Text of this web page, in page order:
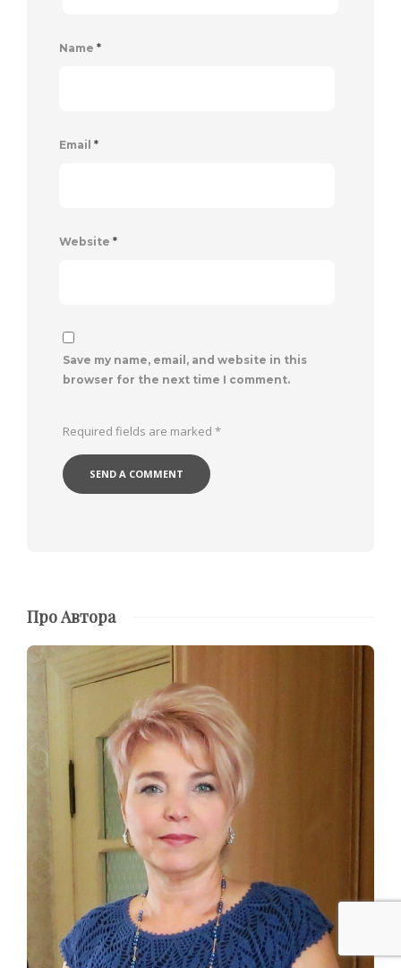
Name *
Email *
Website *
Save my name, email, and website in this
browser for the next time I comment.
Required fields are marked *
Про Автора